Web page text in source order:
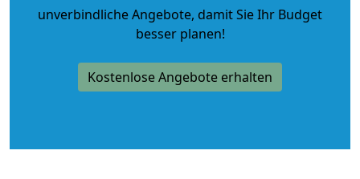
unverbindliche Angebote, damit Sie Ihr Budget
besser planen!
Kostenlose Angebote erhalten